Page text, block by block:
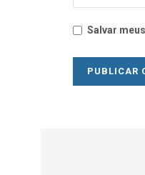
Salvar